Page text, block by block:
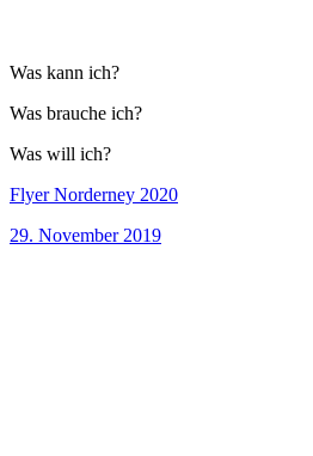
Was kann ich?
Was brauche ich?
Was will ich?
Flyer Norderney 2020
29. November 2019